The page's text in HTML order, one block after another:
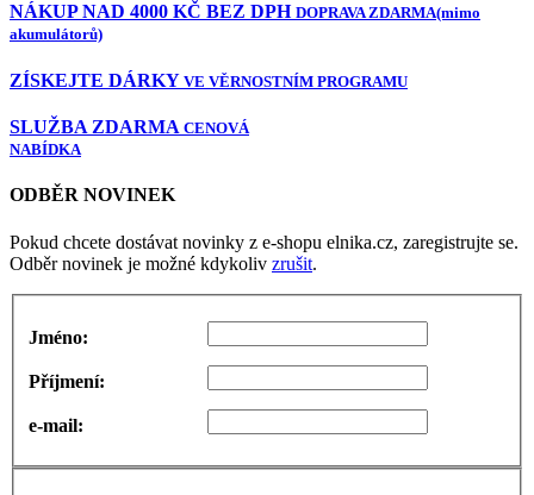
NÁKUP NAD 4000 KČ BEZ DPH DOPRAVA ZDARMA(mimo
akumulátorů)
ZÍSKEJTE DÁRKY VE VĚRNOSTNÍM PROGRAMU
SLUŽBA ZDARMA CENOVÁ
NABÍDKA
ODBĚR NOVINEK
Pokud chcete dostávat novinky z e-shopu elnika.cz, zaregistrujte se.
Odběr novinek je možné kdykoliv zrušit.
Jméno:
Příjmení:
e-mail: